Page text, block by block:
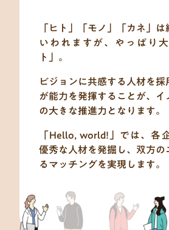
「ヒト」「モノ」「カネ」は
いわれますが、やっぱり
ト」。
ビジョンに共感する人材を
が能力を発揮することが、イ
の大きな推進力となります。
「Hello, world!」では、各
優秀な人材を発掘し、双方の
るマッチングを実現します。